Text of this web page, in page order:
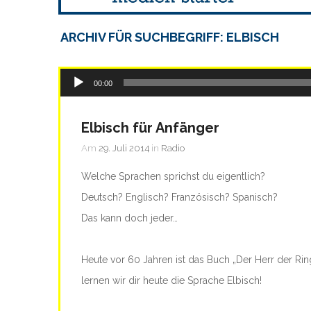
ARCHIV FÜR SUCHBEGRIFF: ELBISCH
Audio-
Player
00:00
Elbisch für Anfänger
Am 29. Juli 2014 in Radio
Welche Sprachen sprichst du eigentlich?
Deutsch? Englisch? Französisch? Spanisch?
Das kann doch jeder…
Heute vor 60 Jahren ist das Buch „Der Herr der
lernen wir dir heute die Sprache Elbisch!